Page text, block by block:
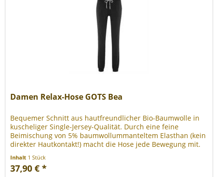
Damen Relax-Hose GOTS Bea
Bequemer Schnitt aus hautfreundlicher Bio-Baumwolle in
kuscheliger Single-Jersey-Qualität. Durch eine feine
Beimischung von 5% baumwollummanteltem Elasthan (kein
direkter Hautkontakt!) macht die Hose jede Bewegung mit.
Inhalt 1 Stück
37,90 € *